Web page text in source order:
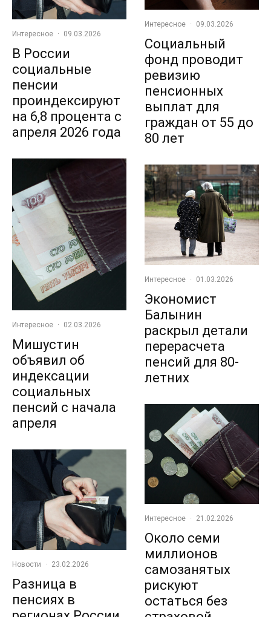
Интересное · 09.03.2026
В России
социальные
пенсии
проиндексируют
на 6,8 процента с
апреля 2026 года
Интересное · 02.03.2026
Мишустин
объявил об
индексации
социальных
пенсий с начала
апреля
Новости · 23.02.2026
Разница в
пенсиях в
Интересное · 09.03.2026
Социальный
фонд проводит
ревизию
пенсионных
выплат для
граждан от 55 до
80 лет
Интересное · 01.03.2026
Экономист
Балынин
раскрыл детали
перерасчета
пенсий для 80-
летних
Интересное · 21.02.2026
Около семи
миллионов
самозанятых
рискуют
остаться без